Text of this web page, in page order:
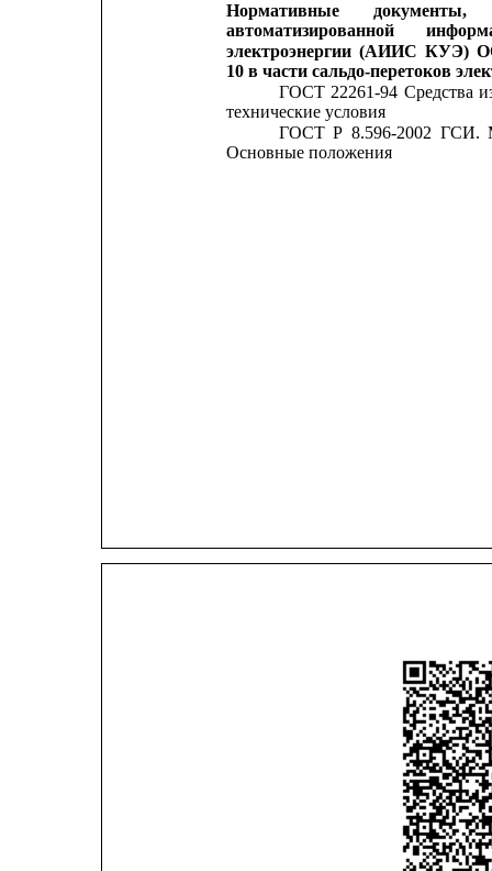
Нормативные
документы,
автоматизированной
электроэнергии (АИИС КУЭ)
10 в части сальдо-перетоков
ГОСТ 22261-94 Средства
технические условия
ГОСТ Р 8.596-2002 ГСИ.
Основные положения